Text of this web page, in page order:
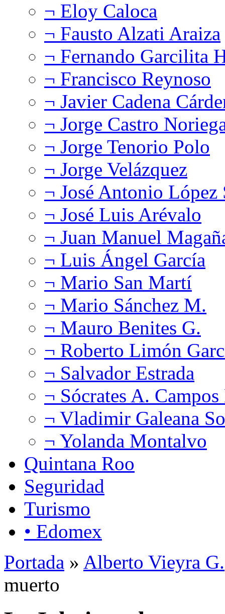
¬ Eloy Caloca
¬ Fausto Alzati Araiza
¬ Fernando Garcilita
¬ Francisco Reynoso
¬ Javier Cadena
¬ Jorge Castro
¬ Jorge Tenorio Polo
¬ Jorge Velázquez
¬ José Antonio López
¬ José Luis Arévalo
¬ Juan Manuel
¬ Luis Ángel García
¬ Mario San Martí
¬ Mario Sánchez M.
¬ Mauro Benites G.
¬ Roberto Limón
¬ Salvador Estrada
¬ Sócrates A.
¬ Vladimir Galeana
¬ Yolanda Montalvo
Quintana Roo
Seguridad
Turismo
• Edomex
Portada » Alberto Vieyra G.
muerto